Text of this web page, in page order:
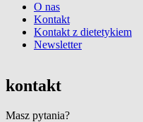
O nas
Kontakt
Kontakt z dietetykiem
Newsletter
kontakt
Masz pytania?